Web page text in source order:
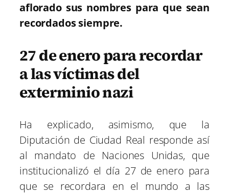
aflorado sus nombres para que sean
recordados siempre.
27 de enero para recordar
a las víctimas del
exterminio nazi
Ha explicado, asimismo, que la
Diputación de Ciudad Real responde así
al mandato de Naciones Unidas, que
institucionalizó el día 27 de enero para
que se recordara en el mundo a las